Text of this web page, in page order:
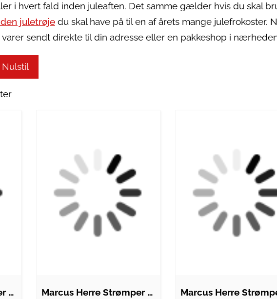
i hvert fald inden juleaften. Det samme gælder hvis du skal
juletrøje du skal have på til en af årets mange julefrokoster.
sendt direkte til din adresse eller en pakkeshop i
Nulstil
Marcus Herre Strømper - Dark Denim - One… Marcus Herre Strømper - Lt.grey mix -…